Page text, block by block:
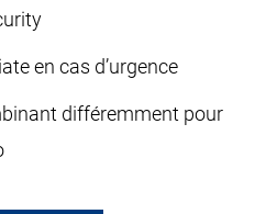
en cas d’urgence
différemment pour